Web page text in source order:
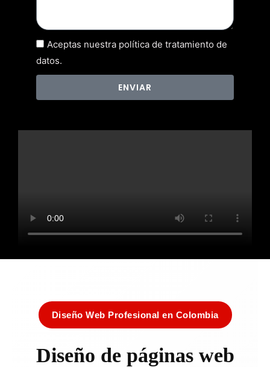
Aceptas nuestra política de tratamiento de
datos.
ENVIAR
Diseño Web Profesional en Colombia
Diseño de páginas web